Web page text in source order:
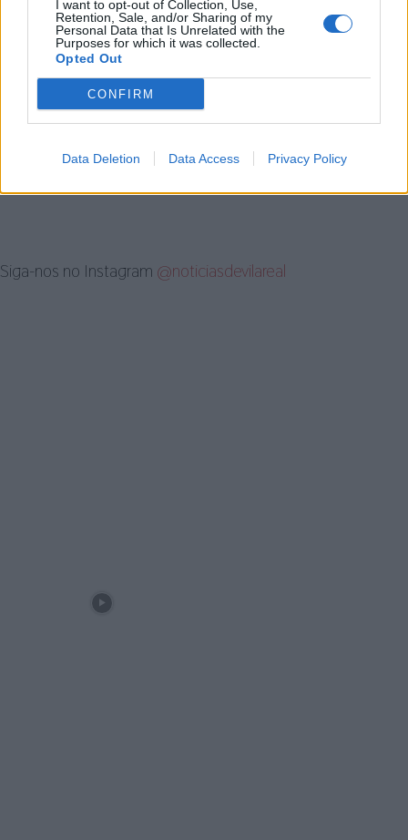
I want to opt-out of Collection, Use,
Retention, Sale, and/or Sharing of my
Personal Data that Is Unrelated with the
Purposes for which it was collected.
Opted Out
CONFIRM
Data Deletion Data Access Privacy Policy
Caminho Português Interior de Santiago”,
apresentada pelos oito municípios que compõem
este Caminho ao Turismo de Portugal.
Artigo anterior
50 anos da Revolução dos Cravos
comemorados com exposições,
Próximo artigo
Câmara de Lamego beneficia
relvado do Estádio dos Remédios
Siga-nos no Instagram @noticiasdevilareal